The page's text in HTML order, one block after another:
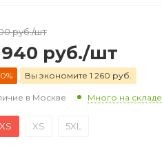
руб./шт
руб./шт
Вы экономите 1 260 руб.
в Москве Много на складе
XS 5XL